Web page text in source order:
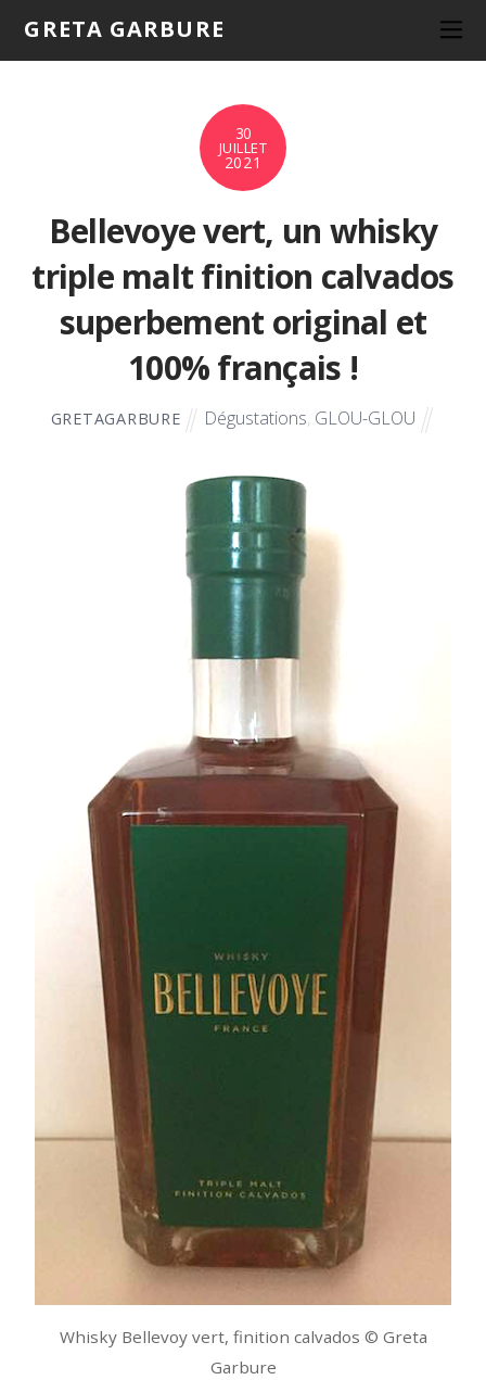
GRETA GARBURE
30
JUILLET
2021
Bellevoye vert, un whisky
triple malt finition calvados
superbement original et
100% français !
GRETAGARBURE Dégustations, GLOU-GLOU
Whisky Bellevoy vert, finition calvados © Greta
Garbure